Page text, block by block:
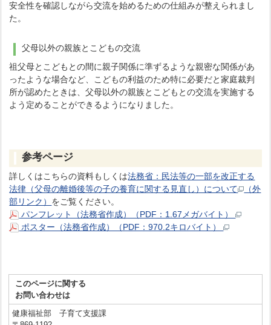
安全性を確認しながら交流を始めるための仕組みが整えられまし
た。
父母以外の親族とこどもの交流
祖父母とこどもとの間に親子関係に準ずるような親密な関係があ
ったような場合など、こどもの利益のため特に必要だと家庭裁判
所が認めたときは、父母以外の親族とこどもとの交流を実施する
よう定めることができるようになりました。
参考ページ
詳しくはこちらの資料もしくは法務省：民法等の一部を改正する
法律（父母の離婚後等の子の養育に関する見直し）について
（外
部リンク） をご覧ください。
パンフレット（法務省作成）（PDF：1.67メガバイト）
ポスター（法務省作成）（PDF：970.2キロバイト）
このページに関する
お問い合わせは
健康福祉部 子育て支援課